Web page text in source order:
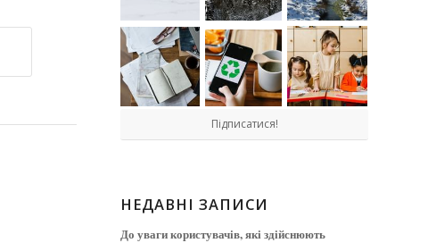
Підписатися!
НЕДАВНІ ЗАПИСИ
До уваги користувачів, які здійснюють